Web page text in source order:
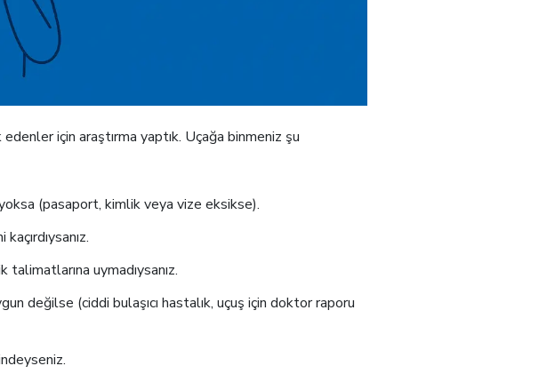
için araştırma yaptık. Uçağa binmeniz şu
(pasaport, kimlik veya vize eksikse).
uymadıysanız.
değilse (ciddi bulaşıcı hastalık, uçuş için doktor raporu